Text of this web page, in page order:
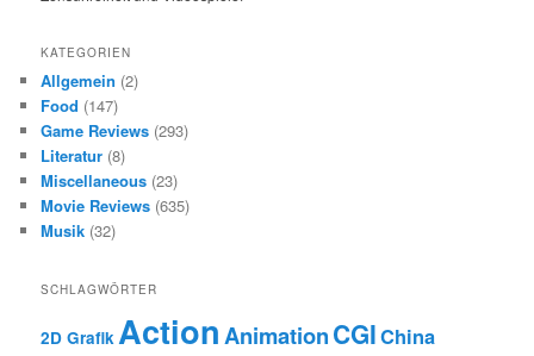
KATEGORIEN
Allgemein (2)
Food (147)
Game Reviews (293)
Literatur (8)
Miscellaneous (23)
Movie Reviews (635)
Musik (32)
SCHLAGWÖRTER
2D GrafikActionAnimationCGIChina